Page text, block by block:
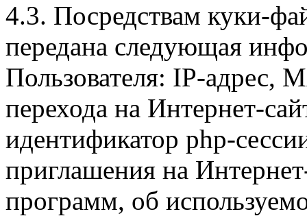
4.3. Посредствам куки-
передана следующая
Пользователя: IP-адрес,
перехода на Интернет-
идентификатор php-
приглашения на
программ, об